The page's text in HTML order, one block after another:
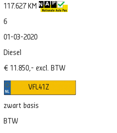
117.627 KM
6
01-03-2020
Diesel
€ 11.850,- excl. BTW
VFL41Z
zwart basis
BTW